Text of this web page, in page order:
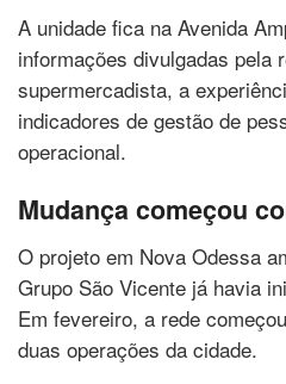
A unidade fica na Avenida
informações divulgadas pela
supermercadista, a
indicadores de gestão de
operacional.
Mudança começou
O projeto em Nova Odessa
Grupo São Vicente já havia
Em fevereiro, a rede
duas operações da cidade.